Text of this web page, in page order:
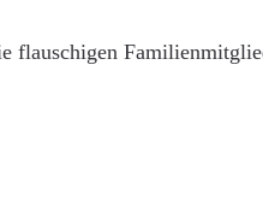
flauschigen